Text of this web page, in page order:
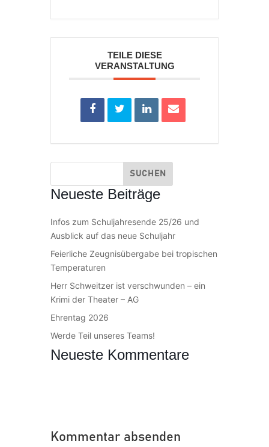
TEILE DIESE
VERANSTALTUNG
Neueste Beiträge
Infos zum Schuljahresende 25/26 und
Ausblick auf das neue Schuljahr
Feierliche Zeugnisübergabe bei tropischen
Temperaturen
Herr Schweitzer ist verschwunden – ein
Krimi der Theater – AG
Ehrentag 2026
Werde Teil unseres Teams!
Neueste Kommentare
Kommentar absenden